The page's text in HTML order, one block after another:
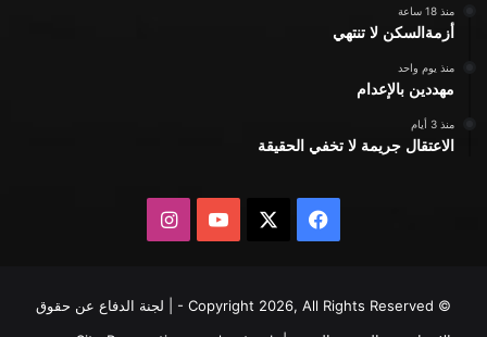
منذ 18 ساعة
أزمةالسكن لا تنتهي
منذ يوم واحد
مهددين بالإعدام
منذ 3 أيام
الاعتقال جريمة لا تخفي الحقيقة
فيسبوك يوتيوبانستقرام
© Copyright 2026, All Rights Reserved - | لجنة الدفاع عن حقوق